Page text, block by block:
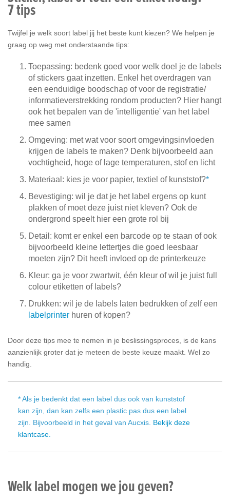
7 tips
Twijfel je welk soort label jij het beste kunt kiezen? We helpen je
graag op weg met onderstaande tips:
Toepassing: bedenk goed voor welk doel je de labels
of stickers gaat inzetten. Enkel het overdragen van
een eenduidige boodschap of voor de registratie/
informatieverstrekking rondom producten? Hier hangt
ook het bepalen van de 'intelligentie' van het label
mee samen
Omgeving: met wat voor soort omgevingsinvloeden
krijgen de labels te maken? Denk bijvoorbeeld aan
vochtigheid, hoge of lage temperaturen, stof en licht
Materiaal: kies je voor papier, textiel of kunststof?*
Bevestiging: wil je dat je het label ergens op kunt
plakken of moet deze juist niet kleven? Ook de
ondergrond speelt hier een grote rol bij
Detail: komt er enkel een barcode op te staan of ook
bijvoorbeeld kleine lettertjes die goed leesbaar
moeten zijn? Dit heeft invloed op de printerkeuze
Kleur: ga je voor zwartwit, één kleur of wil je juist full
colour etiketten of labels?
Drukken: wil je de labels laten bedrukken of zelf een
labelprinter huren of kopen?
Door deze tips mee te nemen in je beslissingsproces, is de kans
aanzienlijk groter dat je meteen de beste keuze maakt. Wel zo
handig.
* Als je bedenkt dat een label dus ook van kunststof
kan zijn, dan kan zelfs een plastic pas dus een label
zijn. Bijvoorbeeld in het geval van Aucxis. Bekijk deze
klantcase.
Welk label mogen we jou geven?